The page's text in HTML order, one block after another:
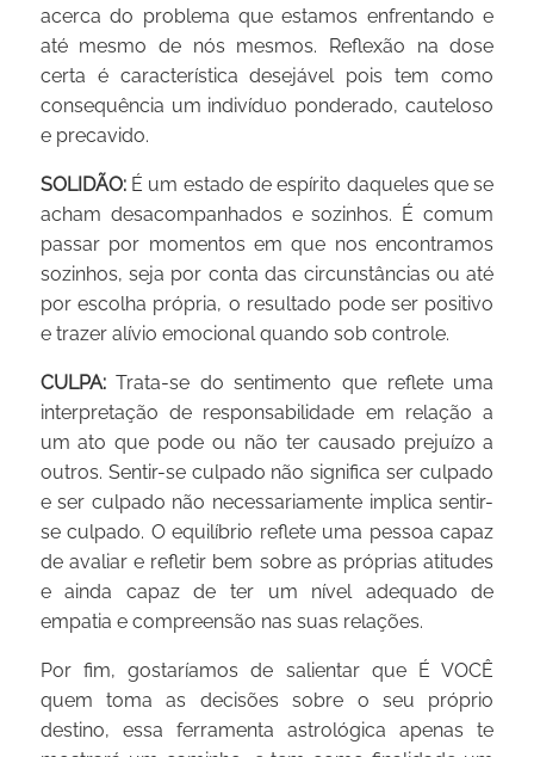
acerca do problema que estamos enfrentando e
até mesmo de nós mesmos. Reflexão na dose
certa é característica desejável pois tem como
consequência um indivíduo ponderado, cauteloso
e precavido.
SOLIDÃO:É um estado de espírito daqueles que se
acham desacompanhados e sozinhos. É comum
passar por momentos em que nos encontramos
sozinhos, seja por conta das circunstâncias ou até
por escolha própria, o resultado pode ser positivo
e trazer alívio emocional quando sob controle.
CULPA:Trata-se do sentimento que reflete uma
interpretação de responsabilidade em relação a
um ato que pode ou não ter causado prejuízo a
outros. Sentir-se culpado não significa ser culpado
e ser culpado não necessariamente implica sentir-
se culpado. O equilíbrio reflete uma pessoa capaz
de avaliar e refletir bem sobre as próprias atitudes
e ainda capaz de ter um nível adequado de
empatia e compreensão nas suas relações.
Por fim, gostaríamos de salientar que É VOCÊ
quem toma as decisões sobre o seu próprio
destino, essa ferramenta astrológica apenas te